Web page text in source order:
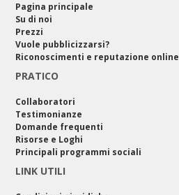
Pagina principale
Su di noi
Prezzi
Vuole pubblicizzarsi?
Riconoscimenti e reputazione online
PRATICO
Collaboratori
Testimonianze
Domande frequenti
Risorse e Loghi
Principali programmi sociali
LINK UTILI